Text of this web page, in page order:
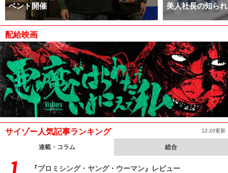
ベント開催
美人社長の知ら
配給映画
サイゾー人気記事ランキング 12:20更新
連載・コラム 総合
『プロミシング・ヤング・ウーマン』レビュー